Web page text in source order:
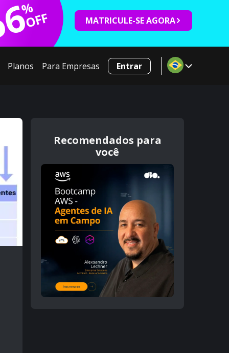
%
OFF MATRICULE-SE AGORA
Planos Para Empresas Entrar
Recomendados para
você